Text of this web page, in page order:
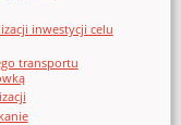
inwestycji celu
transportu